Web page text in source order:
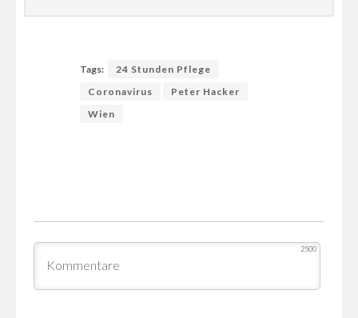
Tags:
24 Stunden Pflege
Coronavirus
Peter Hacker
Wien
2500